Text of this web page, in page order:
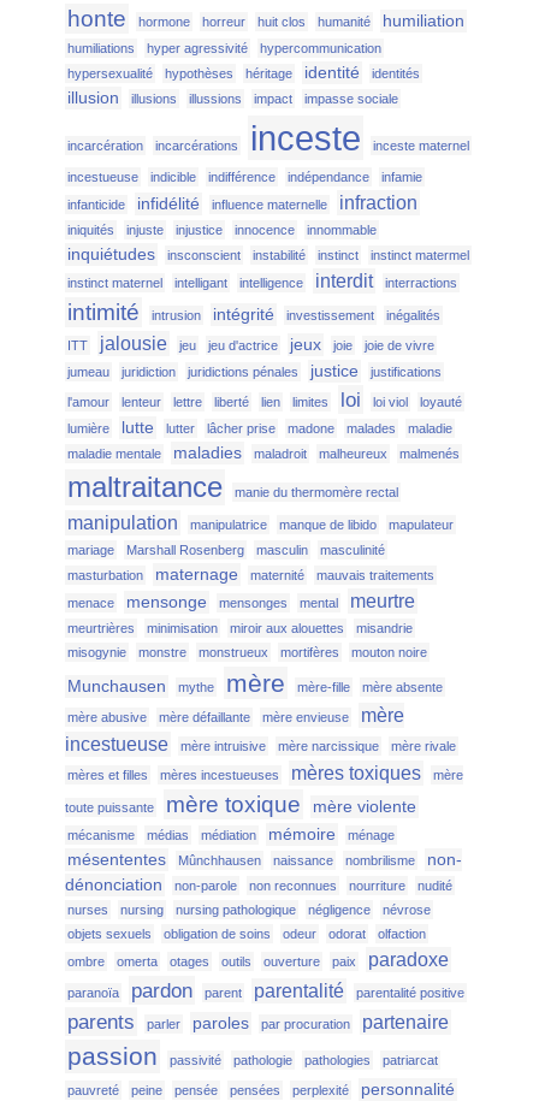
honte hormone horreur huit clos humanité humiliation
humiliations hyper agressivité
hypercommunication
hypersexualité
hypothèses héritage identité identités
illusion illusions illussions impact impasse sociale
incarcération incarcérations inceste inceste maternel
incestueuse indicible indifférence indépendance
infamie
infanticide
infidélité influence maternelle infraction
iniquités injuste injustice innocence innommable
inquiétudes insconscient instabilité instinct
instinct matermel
instinct maternel
intelligant intelligence interdit interractions
intimité intrusion intégrité investissement inégalités
ITT jalousie jeu jeu d'actrice jeux joie
joie de vivre
jumeau
juridiction juridictions pénales justice justifications
l'amour lenteur lettre liberté lien limites loi loi viol
loyauté
lumière
lutte lutter lâcher prise madone malades
maladie
maladie mentale
maladies maladroit malheureux malmenés
maltraitance manie du thermomère rectal
manipulation manipulatrice manque de libido
mapulateur
mariage
Marshall Rosenberg masculin
masculinité
masturbation
maternage maternité
mauvais traitements
menace
mensonge mensonges mental meurtre
meurtrières minimisation miroir aux alouettes
misandrie
misogynie
monstre monstrueux mortifères mouton noire
Munchausen mythe mère mère-fille mère absente
mère abusive mère défaillante mère envieuse
mère
incestueuse
mère intruisive mère narcissique
mère rivale
mères et filles
mères incestueuses mères toxiques mère
toute puissante mère toxique mère violente
mécanisme médias médiation mémoire ménage
mésententes Mûnchhausen naissance nombrilisme
non-
dénonciation
non-parole non reconnues nourriture
nudité
nurses
nursing nursing pathologique négligence
névrose
objets sexuels
obligation de soins odeur odorat
olfaction
ombre
omerta otages outils ouverture paix paradoxe
paranoïa pardon parent parentalité parentalité positive
parents parler paroles par procuration partenaire
passion passivité pathologie pathologies patriarcat
pauvreté peine pensée pensées perplexité personnalité